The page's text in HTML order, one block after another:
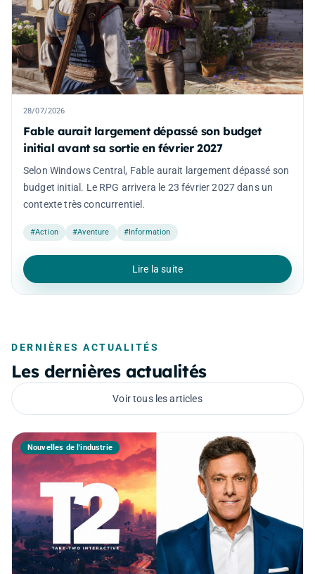
28/07/2026
Fable aurait largement dépassé son budget
initial avant sa sortie en février 2027
Selon Windows Central, Fable aurait largement dépassé son
budget initial. Le RPG arrivera le 23 février 2027 dans un
contexte très concurrentiel.
#Action #Aventure #Information
Lire la suite
DERNIÈRES ACTUALITÉS
Les dernières actualités
Voir tous les articles
Nouvelles de l'industrie